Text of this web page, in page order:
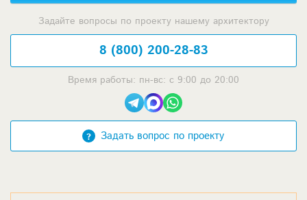
Задайте вопросы по проекту нашему архитектору
8 (800) 200-28-83
Время работы: пн-вс: с 9:00 до 20:00
Задать вопрос по проекту